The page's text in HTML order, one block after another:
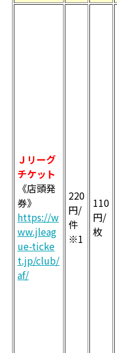
Ｊリーグ
チケット
《店頭発
券》
https://w
ww.jleag
ue-ticke
t.jp/club/
af/
220
円/
件
※1
110
円/
枚